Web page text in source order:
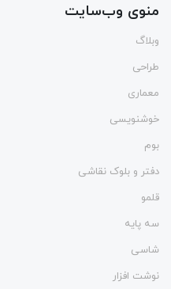
منوی وب‌سایت
وبلاگ
طراحی
معماری
خوشنویسی
بوم
دفتر و بلوک نقاشی
قلمو
سه پایه
شاسی
نوشت افزار